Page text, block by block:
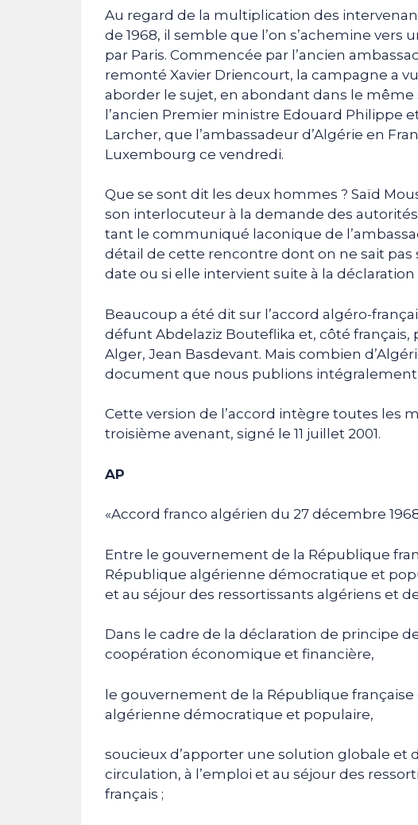
Au regard de la multiplication des
de 1968, il semble que l’on s’achemine
par Paris. Commencée par l’ancien
remonté Xavier Driencourt, la campagne a
aborder le sujet, en abondant dans le même
l’ancien Premier ministre Edouard Philippe
Larcher, que l’ambassadeur d’Algérie en
Luxembourg ce vendredi.
Que se sont dit les deux hommes ? Saïd
son interlocuteur à la demande des
tant le communiqué laconique de
détail de cette rencontre dont on ne sait
date ou si elle intervient suite à la
Beaucoup a été dit sur l’accord algéro-
défunt Abdelaziz Bouteflika et, côté français,
Alger, Jean Basdevant. Mais combien
document que nous publions intégralement
Cette version de l’accord intègre toutes les
troisième avenant, signé le 11 juillet 2001.
AP
«Accord franco algérien du 27 décembre
Entre le gouvernement de la République
République algérienne démocratique et
et au séjour des ressortissants algériens et
Dans le cadre de la déclaration de principe
coopération économique et financière,
le gouvernement de la République
algérienne démocratique et populaire,
soucieux d’apporter une solution globale et
circulation, à l’emploi et au séjour des
français ;